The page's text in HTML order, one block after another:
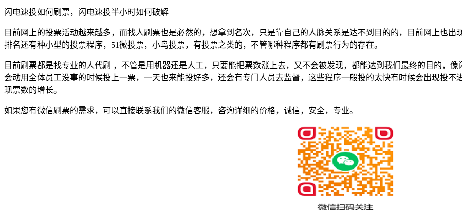
闪电速投如何刷票，闪电速投半小时如何破解
目前网上的投票活动越来越多，而找人刷票也是必然的，想拿到名次，只是靠自己的人脉关系是达不到目的的，目前网上也
排名还有种小型的投票程序，51微投票，小鸟投票，有投票之类的，不管哪种程序都有刷票行为的存在。
目前刷票都是找专业的人代刷 ，不管是用机器还是人工，只要能把票数涨上去，又不会被发现，都能达到我们最终的目的，
会动用全体员工没事的时候投上一票，一天也来能投好多，还会有专门人员去监督，这些程序一般投的太快有时候会出现投
现票数的增长。
如果您有微信刷票的需求，可以直接联系我们的微信客服，咨询详细的价格，诚信，安全，专业。